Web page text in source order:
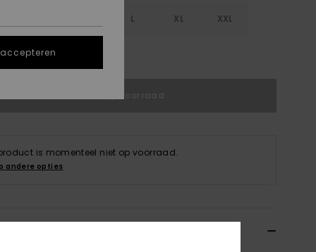
L XL XXL
maattabel
is momenteel niet op voorraad.
andere opties